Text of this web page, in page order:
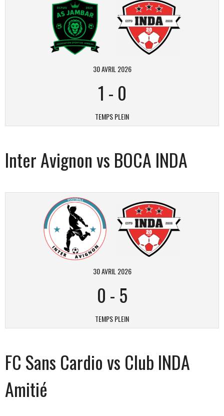
30 AVRIL 2026
1 - 0
TEMPS PLEIN
Inter Avignon vs BOCA INDA
30 AVRIL 2026
0 - 5
TEMPS PLEIN
FC Sans Cardio vs Club INDA
Amitié